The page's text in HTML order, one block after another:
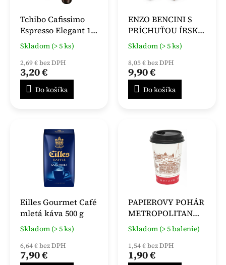
Tchibo Cafissimo
Espresso Elegant 10
ks
Skladom (> 5 ks)
2,69 € bez DPH
3,20 €
Do košíka
ENZO BENCINI S
PRÍCHUŤOU ÍRSKA
KÁVA 1000g
Skladom (> 5 ks)
8,05 € bez DPH
9,90 €
Do košíka
Eilles Gourmet Café
mletá káva 500 g
Skladom (> 5 ks)
6,64 € bez DPH
7,90 €
PAPIEROVY POHÁR
METROPOLITAN
VENDING 200ml , 50
KS
Skladom (> 5 balenie)
1,54 € bez DPH
1,90 €